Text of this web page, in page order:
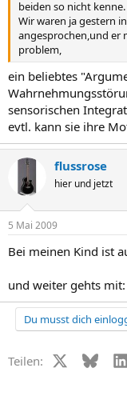
beiden so nicht kenne.
Wir waren ja gestern
angesprochen,und er
problem,
ein beliebtes
sensorischen
evtl. kann sie ihre
flussrose
hier und jetzt
5 Mai 2009
Bei meinen Kind ist
und weiter gehts
Du musst dich
Teilen: X (Twitter)